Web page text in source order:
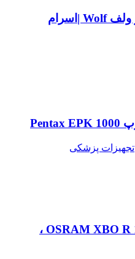
تجهیزات پزشکی
لامپ زنون OSRAM XBO R 180/w 45C OFR ،